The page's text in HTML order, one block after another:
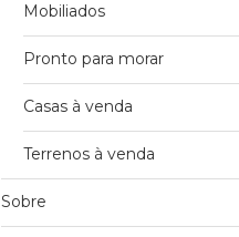
Mobiliados
Pronto para morar
Casas à venda
Terrenos à venda
Sobre